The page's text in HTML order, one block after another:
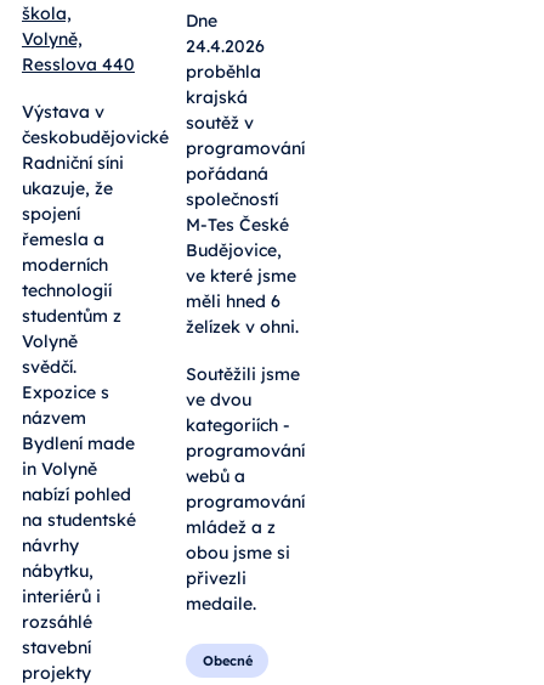
škola,
Volyně,
Resslova 440
Výstava v
českobudějovické
Radniční síni
ukazuje, že
spojení
řemesla a
moderních
technologií
studentům z
Volyně
svědčí.
Expozice s
názvem
Bydlení made
in Volyně
nabízí pohled
na studentské
návrhy
nábytku,
interiérů i
rozsáhlé
stavební
projekty
Dne
24.4.2026
proběhla
krajská
soutěž v
programování
pořádaná
společností
M-Tes České
Budějovice,
ve které jsme
měli hned 6
želízek v ohni.
Soutěžili jsme
ve dvou
kategoriích -
programování
webů a
programování
mládež a z
obou jsme si
přivezli
medaile.
Obecné